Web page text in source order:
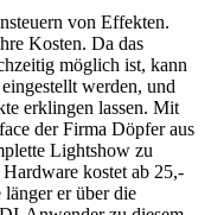
von Effekten.
Kosten. Da das
möglich ist, kann
werden, und
erklingen lassen. Mit
der Firma Döpfer aus
Lightshow zu
kostet ab 25,-
er über die